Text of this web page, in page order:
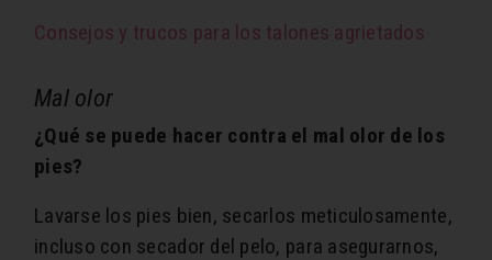
Consejos y trucos para los talones agrietados
Mal olor
¿Qué se puede hacer contra el mal olor de los
pies?
Lavarse los pies bien, secarlos meticulosamente,
incluso con secador del pelo, para asegurarnos,